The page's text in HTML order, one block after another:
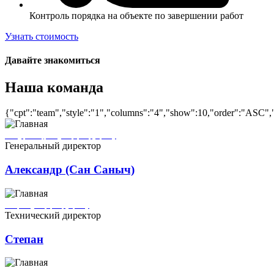
Контроль порядка на объекте по завершении работ
Узнать стоимость
Давайте знакомиться
Наша команда
Генеральный директор
Александр (Сан Саныч)
Технический директор
Степан